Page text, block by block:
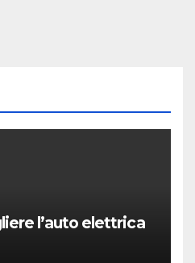
l’auto elettrica